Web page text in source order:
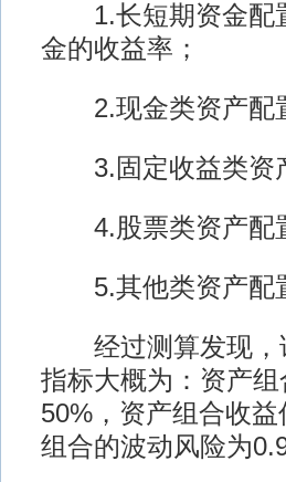
1.长短期资金配置
金的收益率；
2.现金类资产配
3.固定收益类资
4.股票类资产配
5.其他类资产配
经过测算发现，
指标大概为：资产
50%，资产组合收
组合的波动风险为